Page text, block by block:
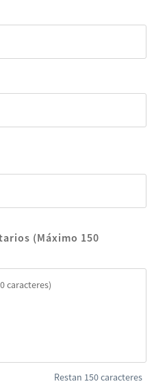
(Máximo 150
Restan 150 caracteres